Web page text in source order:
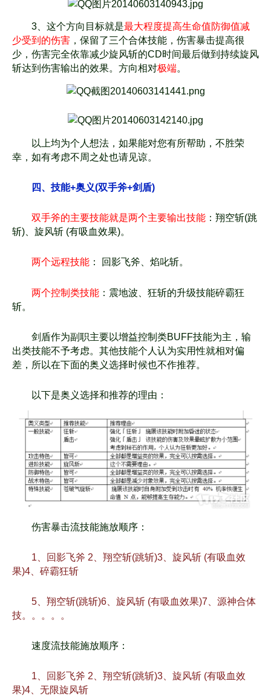
3、这个方向目标就是最大程度提高生命值防御值减
少受到的伤害 ，保留了三个合体技能，伤害暴击提高很
少，伤害完全依靠减少旋风斩的CD时间最后做到持续旋风
斩达到伤害输出的效果。方向相对极端。
以上均为个人想法，如果能对您有所帮助，不胜荣
幸，如有考虑不周之处也请见谅。
四、技能+奥义(双手斧+剑盾)
双手斧的主要技能就是两个主要输出技能 ：翔空斩(跳
斩)、旋风斩 (有吸血效果)。
两个远程技能 ： 回影飞斧、焰叱斩。
两个控制类技能 ：震地波、狂斩的升级技能碎霸狂
斩。
剑盾作为副职主要以增益控制类BUFF技能为主，输
出类技能不予考虑。 其他技能个人认为实用性就相对偏
差，所以在下面的奥义选择时候也不作推荐。
以下是奥义选择和推荐的理由：
伤害暴击流技能施放顺序：
1、回影飞斧 2、翔空斩(跳斩)3、旋风斩 (有吸血效
果)4、碎霸狂斩
5、翔空斩(跳斩)6、旋风斩 (有吸血效果)7、源神合体
技。。。。。
速度流技能施放顺序：
1、回影飞斧 2、翔空斩(跳斩)3、旋风斩 (有吸血效
果)4、无限旋风斩